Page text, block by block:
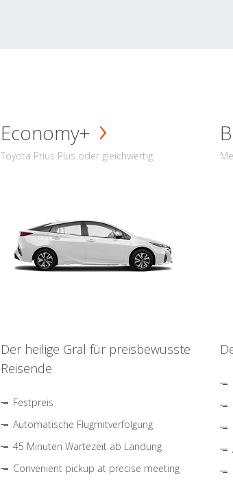
Economy+
Toyota Prius Plus oder gleichwertig
Der heilige Gral für preisbewusste
Reisende
Festpreis
Automatische Flugmitverfolgung
45 Minuten Wartezeit ab Landung
Convenient pickup at precise meeting